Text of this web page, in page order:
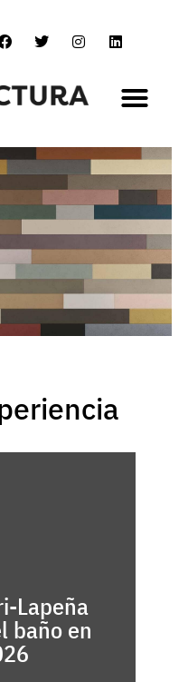
Lapeña
baño en